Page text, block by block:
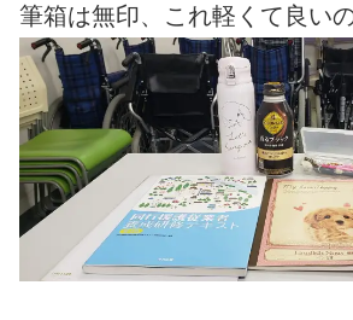
筆箱は無印、これ軽くて良い